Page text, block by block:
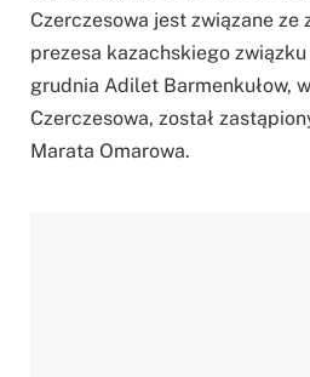
Czerczesowa jest związane ze
prezesa kazachskiego
grudnia Adilet Barmenkułow,
Czerczesowa, został
Marata Omarowa.